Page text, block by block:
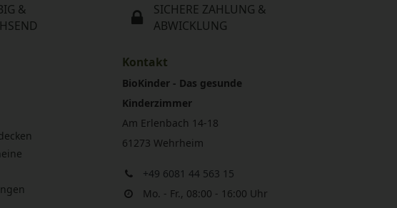
&
SICHERE ZAHLUNG &
ABWICKLUNG
Kontakt
BioKinder - Das gesunde
Kinderzimmer
Am Erlenbach 14-18
61273 Wehrheim
+49 6081 44 563 15
Mo. - Fr., 08:00 - 16:00 Uhr